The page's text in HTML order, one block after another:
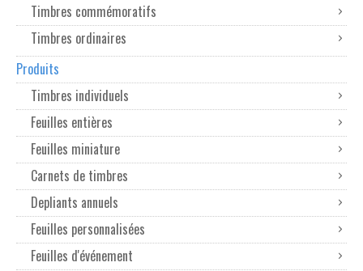
Timbres commémoratifs
Timbres ordinaires
Produits
Timbres individuels
Feuilles entières
Feuilles miniature
Carnets de timbres
Depliants annuels
Feuilles personnalisées
Feuilles d'événement